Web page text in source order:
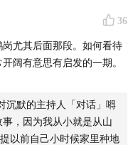
36
尤其后面那段。如何看待
阔有意思有启发的一期。
沉默的主持人「对话」嘚
，因为我从小就是从山
以前自己小时候家里种地